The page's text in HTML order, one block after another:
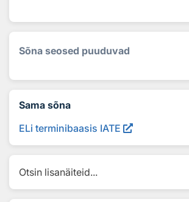
Sõna seosed puuduvad
Sama sõna
ELi terminibaasis IATE
Otsin lisanäiteid...